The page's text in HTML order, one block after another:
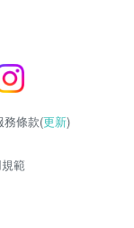
務條款(更新)
範